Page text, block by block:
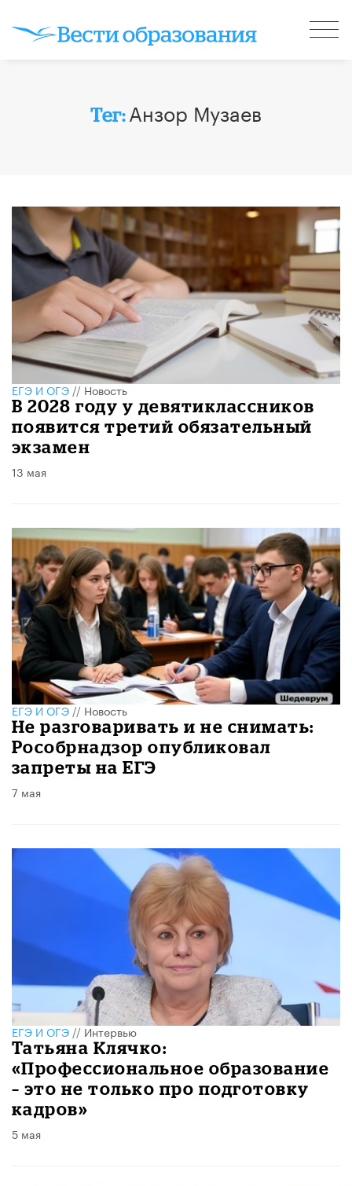
Тег: Анзор Музаев
ЕГЭ И ОГЭ//Новость
В 2028 году у девятиклассников
появится третий обязательный
экзамен
13 мая
ЕГЭ И ОГЭ// Новость
Не разговаривать и не снимать:
Рособрнадзор опубликовал
запреты на ЕГЭ
7 мая
ЕГЭ И ОГЭ//Интервью
​Татьяна Клячко:
«Профессиональное образование
– это не только про подготовку
кадров»
5 мая